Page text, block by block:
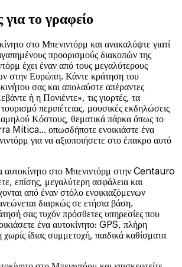
το γραφείο
στο Μπενιντόρμ και ανακαλύψτε γιατί
προορισμούς διακοπών της
έχει έναν από τους μεγαλύτερους
στην Ευρώπη. Κάντε κράτηση του
σας και απολαύστε απέραντες
ή η Πονιέντε», τις γιορτές, τα
περιπέτειας, μουσικές εκδηλώσεις
Κόστους, θεματικά πάρκα όπως το
Mitica... οπωσδήποτε ενοικιάστε ένα
για να αξιοποιήσετε στο έπακρο αυτό
αυτοκίνητο στο Μπενιντόρμ στην Centauro
επίσης, μεγαλύτερη ασφάλεια και
από έναν στόλο ενοικιαζόμενων
διαρκώς σε ετήσια βάση.
σας τυχόν πρόσθετες υπηρεσίες που
ένα αυτοκίνητο: GPS, πλήρη
ίδιας συμμετοχή, παιδικά καθίσματα